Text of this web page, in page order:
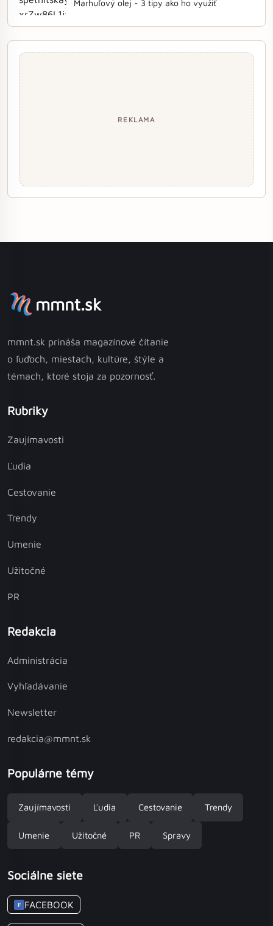
Marhuľový olej - 3 tipy ako ho využiť
REKLAMA
mmnt.sk
mmnt.sk prináša magazínové čítanie
o ľuďoch, miestach, kultúre, štýle a
témach, ktoré stoja za pozornosť.
Rubriky
Zaujímavosti
Ľudia
Cestovanie
Trendy
Umenie
Užitočné
PR
Redakcia
Administrácia
Vyhľadávanie
Newsletter
redakcia@mmnt.sk
Populárne témy
Zaujímavosti Ľudia Cestovanie Trendy
Umenie Užitočné PR Spravy
Sociálne siete
F FACEBOOK